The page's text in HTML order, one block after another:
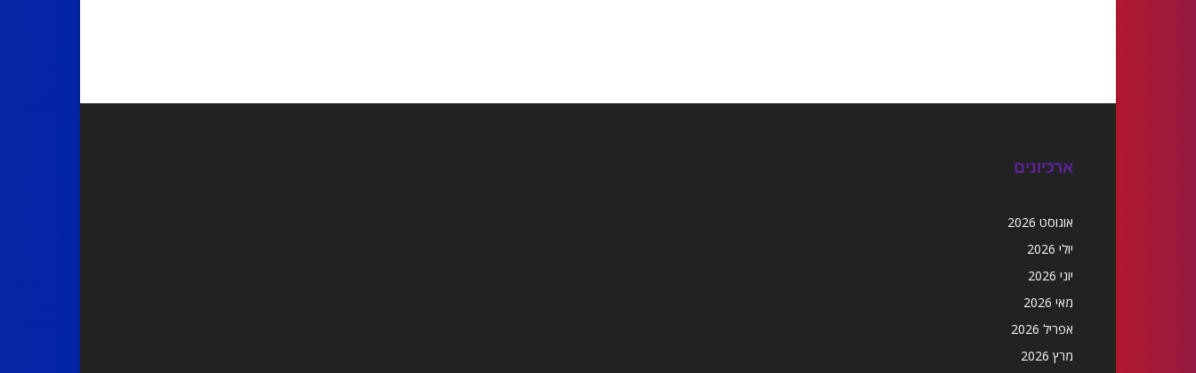
ארכיונים
אוגוסט 2026
יולי 2026
יוני 2026
מאי 2026
אפריל 2026
מרץ 2026